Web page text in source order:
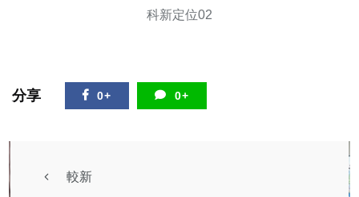
科新定位02
分享 0+ 0+
較新